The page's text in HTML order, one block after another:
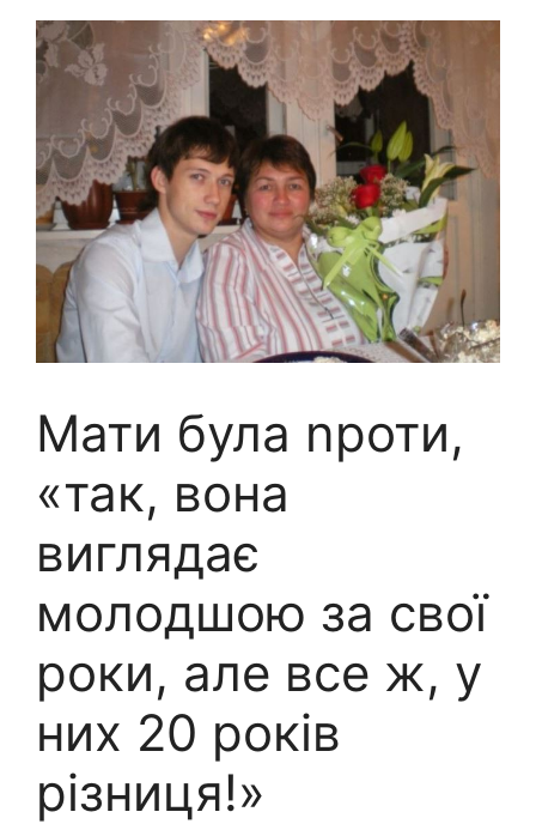
Мати була nроти,
«так, вона
виглядає
молодшою за свої
роки, але все ж, у
них 20 років
різниця!»